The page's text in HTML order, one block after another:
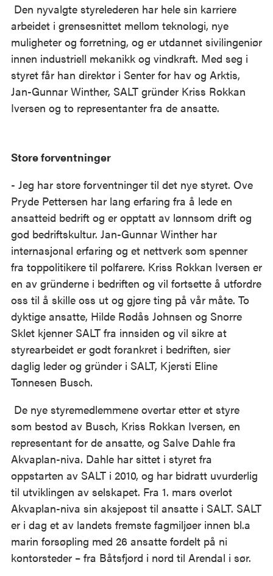
Den nyvalgte styrelederen har hele sin karriere
arbeidet i grensesnittet mellom teknologi, nye
muligheter og forretning, og er utdannet sivilingeniør
innen industriell mekanikk og vindkraft. Med seg i
styret får han direktør i Senter for hav og Arktis,
Jan-Gunnar Winther, SALT gründer Kriss Rokkan
Iversen og to representanter fra de ansatte.
Store forventninger
- Jeg har store forventninger til det nye styret. Ove
Pryde Pettersen har lang erfaring fra å lede en
ansatteid bedrift og er opptatt av lønnsom drift og
god bedriftskultur. Jan-Gunnar Winther har
internasjonal erfaring og et nettverk som spenner
fra toppolitikere til polfarere. Kriss Rokkan Iversen er
en av gründerne i bedriften og vil fortsette å utfordre
oss til å skille oss ut og gjøre ting på vår måte. To
dyktige ansatte, Hilde Rødås Johnsen og Snorre
Sklet kjenner SALT fra innsiden og vil sikre at
styrearbeidet er godt forankret i bedriften, sier
daglig leder og gründer i SALT, Kjersti Eline
Tønnesen Busch.
De nye styremedlemmene overtar etter et styre
som bestod av Busch, Kriss Rokkan Iversen, en
representant for de ansatte, og Salve Dahle fra
Akvaplan-niva. Dahle har sittet i styret fra
oppstarten av SALT i 2010, og har bidratt uvurderlig
til utviklingen av selskapet. Fra 1. mars overlot
Akvaplan-niva sin aksjepost til ansatte i SALT. SALT
er i dag et av landets fremste fagmiljøer innen bl.a
marin forsøpling med 26 ansatte fordelt på ni
kontorsteder – fra Båtsfjord i nord til Arendal i sør.